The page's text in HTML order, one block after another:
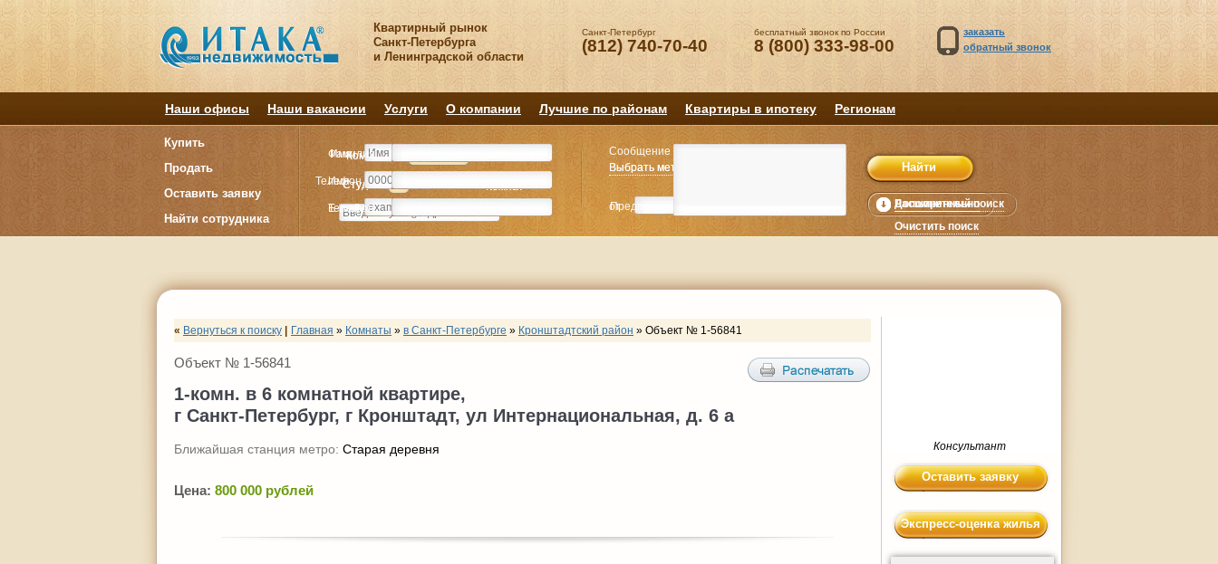
Квартирный рынок
Санкт-Петербурга
и Ленинградской области
Санкт-Петербург
(812) 740-70-40
бесплатный звонок по России
8 (800) 333-98-00
заказать
обратный звонок
Наши офисы Наши вакансии Услуги О компании Лучшие по районам Квартиры в ипотеку Регионам
Купить
Продать
Оставить заявку
Найти сотрудника
Комнату
Студия Комнат
Выбрать метро
от
Расширенный поиск
Очистить поиск
Комнату
Студия Комнат
Выбрать метро
Предпочитаемая цена Дополнительно
Имя
Телефон
E-mail
Сообщение
Фамилия
Имя
Телефон
« Вернуться к поиску Главная » Комнаты » в Санкт-Петербурге » Кронштадтский район » Объект № 1-56841
Объект № 1-56841
1-комн. в 6 комнатной квартире,
г Санкт-Петербург, г Кронштадт, ул Интернациональная, д. 6 а
Ближайшая станция метро: Старая деревня
Цена: 800 000 рублей
Консультант
Оставить заявку
Экспресс-оценка жилья